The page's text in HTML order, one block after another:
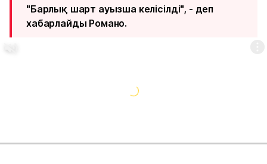
"Барлық шарт ауызша келісілді", - деп
хабарлайды Романо.